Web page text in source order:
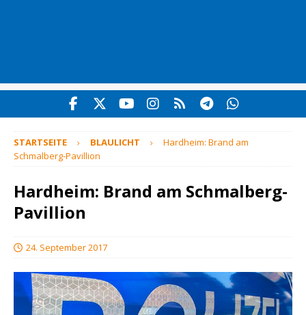
STARTSEITE BLAULICHT
Hardheim: Brand am
Schmalberg-Pavillion
Hardheim: Brand am Schmalberg-
Pavillion
24. September 2017